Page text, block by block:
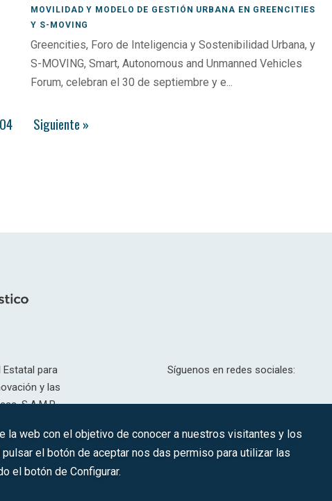
MOVILIDAD Y MODELO DE GESTIÓN URBANA EN GREENCITIES
Y S-MOVING
Greencities, Foro de Inteligencia y Sostenibilidad Urbana, y
S-MOVING, Smart, Autonomous and Unmanned Vehicles
Forum, celebran el 30 de septiembre y e...
Siguiente »
Estatal para
y las
S.A.M.P.
Madrid, T,
H. 201.307.
Síguenos en redes sociales:
CONTACTO
la web con el objetivo de conocer a nuestros visitantes y los
el botón de aceptar nos das permiso para utilizar las
el botón de Configurar.